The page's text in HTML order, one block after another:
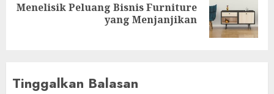
Next
Menelisik Peluang Bisnis Furniture
yang Menjanjikan
Tinggalkan Balasan